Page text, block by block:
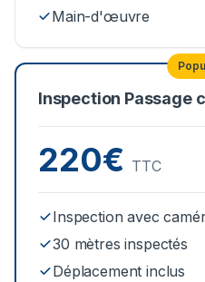
Main-d'œuvre
Inspection Passage
220€ TTC
Inspection avec
30 mètres inspectés
Déplacement inclus